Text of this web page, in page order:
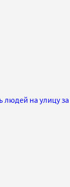
на улицу